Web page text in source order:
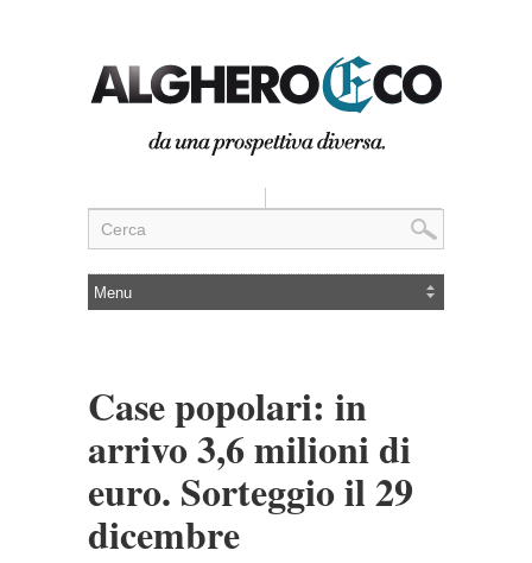
Case popolari: in
arrivo 3,6 milioni di
euro. Sorteggio il 29
dicembre